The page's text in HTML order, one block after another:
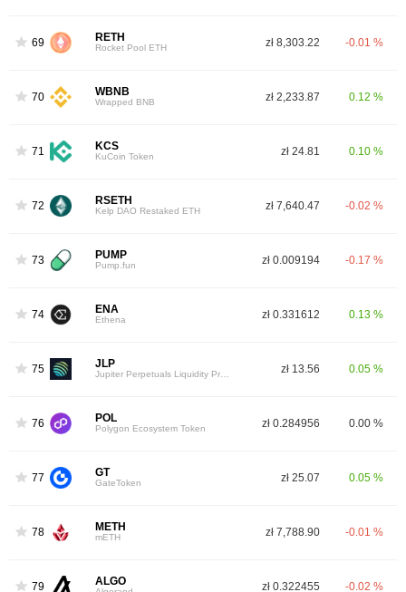
69 RETH
Rocket Pool ETH zł 8,303.22 -0.01 %
70 WBNB
Wrapped BNB zł 2,233.87 0.12 %
71 KCS
KuCoin Token zł 24.81 0.10 %
72 RSETH
Kelp DAO Restaked ETH zł 7,640.47 -0.02 %
73 PUMP
Pump.fun zł 0.009194 -0.17 %
74 ENA
Ethena zł 0.331612 0.13 %
75 JLP zł 13.56 0.05 %
76 POL
Polygon Ecosystem Token zł 0.284956 0.00 %
77 GT
GateToken zł 25.07 0.05 %
78 METH
mETH zł 7,788.90 -0.01 %
79 ALGO zł 0.322455 -0.02 %